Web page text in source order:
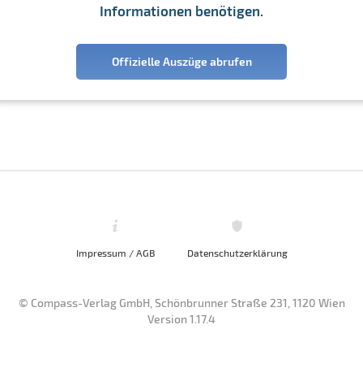
Informationen benötigen.
Offizielle Auszüge abrufen
Impressum / AGB Datenschutzerklärung
© Compass-Verlag GmbH, Schönbrunner Straße 231, 1120 Wien
Version 1.17.4